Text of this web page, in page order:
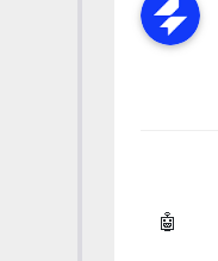
🤖